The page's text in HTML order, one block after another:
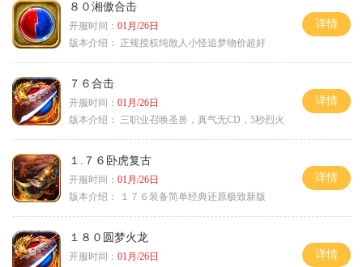
８０湘傲合击
开服时间： 01月/26日
版本介绍：
正规授权纯散人小怪追梦物价超好
详情
７６合击
开服时间： 01月/26日
版本介绍：
三职业召唤圣兽，真气无CD，5秒烈火
详情
１.７６卧虎复古
开服时间： 01月/26日
版本介绍：
１７６装备简单经典还原极致新版
详情
１８０圆梦火龙
开服时间： 01月/26日
详情